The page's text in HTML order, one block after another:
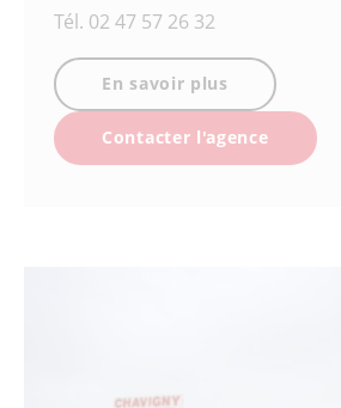
Tél. 02 47 57 26 32
En savoir plus
Contacter l'agence